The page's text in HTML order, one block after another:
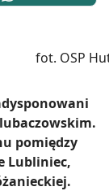
pomiędzy
Lubliniec,